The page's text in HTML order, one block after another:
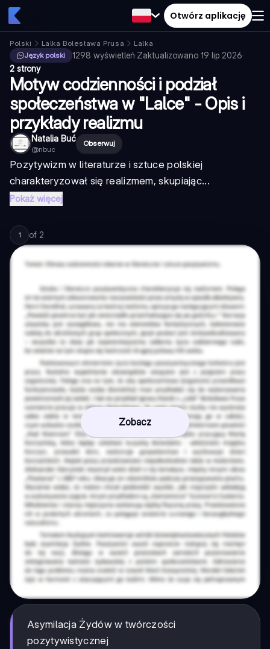
Otwórz aplikację
Polski Lalka Bolesława Prusa
Lalka
Język polski
1298 wyświetleń·Zaktualizowano 19 lip 2026·
2 strony
Motyw codzienności i podział
społeczeństwa w "Lalce" - Opis i
przykłady realizmu
Natalia Buć
@nbuc
Obserwuj
Pozytywizm w literaturze i sztuce polskiej
charakteryzował się realizmem, skupiając...
Pokaż więcej
1 of 2
Zobacz
Asymilacja Żydów w twórczości
pozytywistycznej